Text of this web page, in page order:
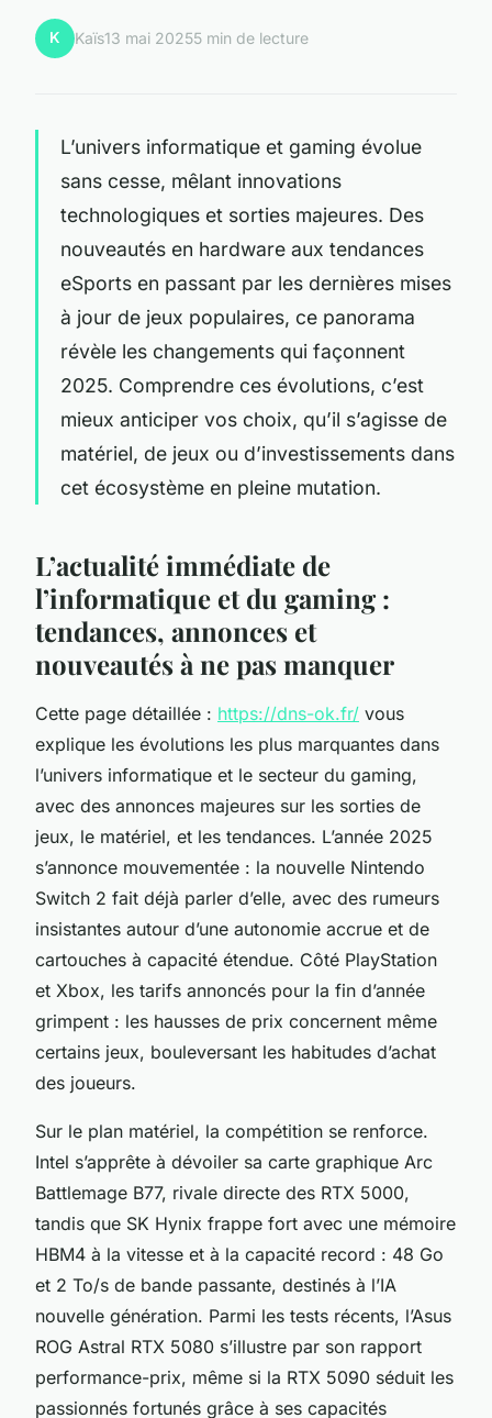
K Kaïs13 mai 20255 min de lecture
L’univers informatique et gaming évolue
sans cesse, mêlant innovations
technologiques et sorties majeures. Des
nouveautés en hardware aux tendances
eSports en passant par les dernières mises
à jour de jeux populaires, ce panorama
révèle les changements qui façonnent
2025. Comprendre ces évolutions, c’est
mieux anticiper vos choix, qu’il s’agisse de
matériel, de jeux ou d’investissements dans
cet écosystème en pleine mutation.
L’actualité immédiate de
l’informatique et du gaming :
tendances, annonces et
nouveautés à ne pas manquer
Cette page détaillée : https://dns-ok.fr/ vous
explique les évolutions les plus marquantes dans
l’univers informatique et le secteur du gaming,
avec des annonces majeures sur les sorties de
jeux, le matériel, et les tendances. L’année 2025
s’annonce mouvementée : la nouvelle Nintendo
Switch 2 fait déjà parler d’elle, avec des rumeurs
insistantes autour d’une autonomie accrue et de
cartouches à capacité étendue. Côté PlayStation
et Xbox, les tarifs annoncés pour la fin d’année
grimpent : les hausses de prix concernent même
certains jeux, bouleversant les habitudes d’achat
des joueurs.
Sur le plan matériel, la compétition se renforce.
Intel s’apprête à dévoiler sa carte graphique Arc
Battlemage B77, rivale directe des RTX 5000,
tandis que SK Hynix frappe fort avec une mémoire
HBM4 à la vitesse et à la capacité record : 48 Go
et 2 To/s de bande passante, destinés à l’IA
nouvelle génération. Parmi les tests récents, l’Asus
ROG Astral RTX 5080 s’illustre par son rapport
performance-prix, même si la RTX 5090 séduit les
passionnés fortunés grâce à ses capacités